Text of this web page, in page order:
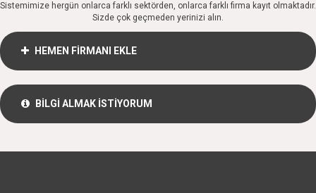
Sistemimize hergün onlarca farklı sektörden, onlarca farklı firma kayıt olmaktadır.
Sizde çok geçmeden yerinizi alın.
HEMEN FİRMANI EKLE
BİLGİ ALMAK İSTİYORUM